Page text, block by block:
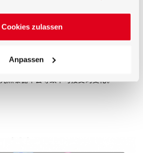
Cookies zulassen
Anpassen
《新活性物质和药品的光稳定性测试》
品及其包装应力测试的重要组成部
照暴露不会导致不可接受的变化。